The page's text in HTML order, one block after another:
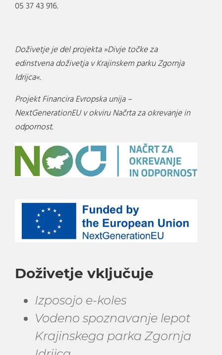
05 37 43 916.
Doživetje je del projekta »Divje točke za
edinstvena doživetja v Krajinskem parku Zgornja
Idrijca«.
Projekt Financira Evropska unija –
NextGenerationEU v okviru Načrta za okrevanje in
odpornost.
Doživetje vključuje
Izposojo e-koles
Vodeno spoznavanje lepot
Krajinskega parka Zgornja